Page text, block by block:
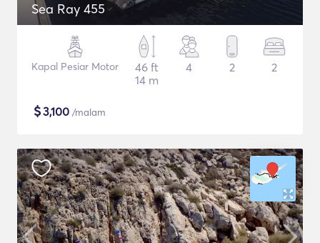
Sea Ray 455
Kapal Pesiar Motor
46 ft
14 m
4 2 2
$3,100 /malam